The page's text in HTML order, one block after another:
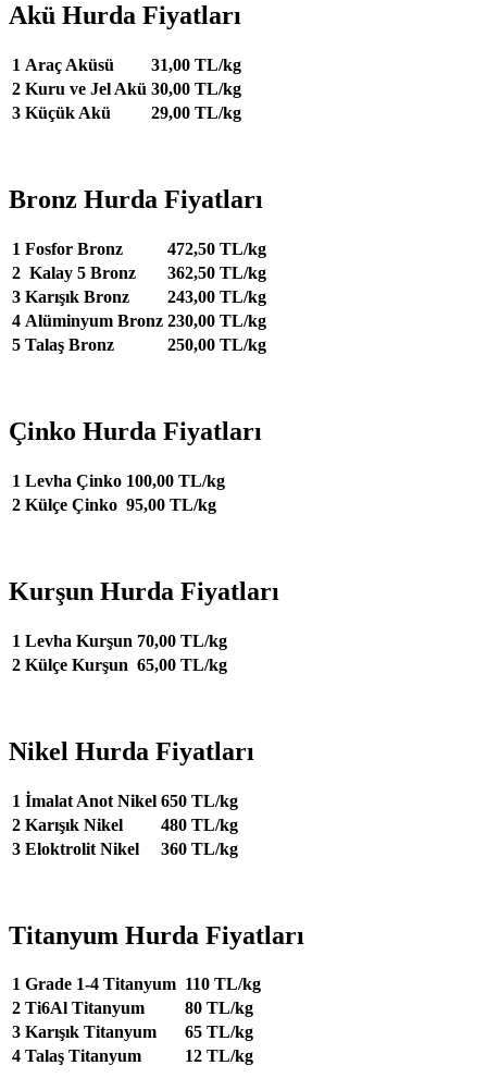
Akü Hurda Fiyatları
1 Araç Aküsü
31,00 TL/kg
2 Kuru ve Jel Akü 30,00 TL/kg
3 Küçük Akü 29,00 TL/kg
Bronz Hurda Fiyatları
1 Fosfor Bronz
472,50 TL/kg
2 Kalay 5 Bronz
362,50 TL/kg
3 Karışık Bronz
243,00 TL/kg
4 Alüminyum Bronz 230,00 TL/kg
5 Talaş Bronz 250,00 TL/kg
Çinko Hurda Fiyatları
1 Levha Çinko 100,00 TL/kg
2 Külçe Çinko 95,00 TL/kg
Kurşun Hurda Fiyatları
1 Levha Kurşun 70,00 TL/kg
2 Külçe Kurşun 65,00 TL/kg
Nikel Hurda Fiyatları
1 İmalat Anot Nikel 650 TL/kg
2 Karışık Nikel
480 TL/kg
3 Eloktrolit Nikel 360 TL/kg
Titanyum Hurda Fiyatları
1 Grade 1-4 Titanyum 110 TL/kg
2 Ti6Al Titanyum
80 TL/kg
3 Karışık Titanyum
65 TL/kg
4 Talaş Titanyum 12 TL/kg